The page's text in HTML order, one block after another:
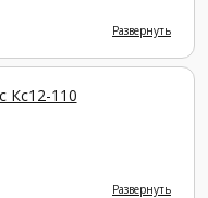
Развернуть
Кс12-110
Развернуть